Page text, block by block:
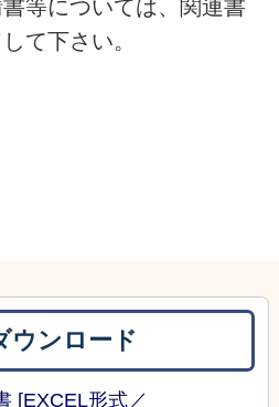
等については、関連書
て下さい。
ウンロード
[EXCEL形式／